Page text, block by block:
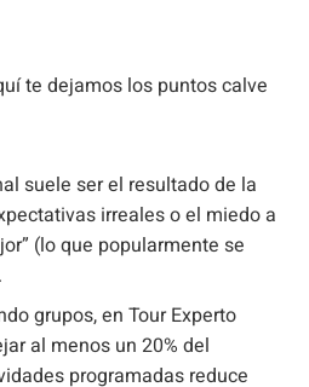
te dejamos los puntos calve
suele ser el resultado de la
irreales o el miedo a
(lo que popularmente se
grupos, en Tour Experto
al menos un 20% del
programadas reduce